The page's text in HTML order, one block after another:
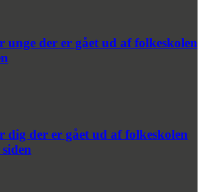
der er gået ud af folkeskolen
der er gået ud af folkeskolen